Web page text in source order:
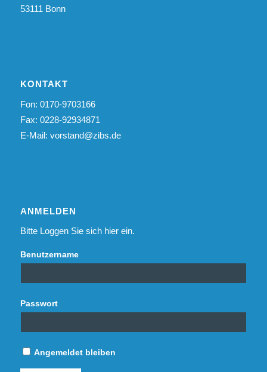
53111 Bonn
KONTAKT
Fon: 0170-9703166
Fax: 0228-92934871
E-Mail: vorstand@zibs.de
ANMELDEN
Bitte Loggen Sie sich hier ein.
Benutzername
Passwort
Angemeldet bleiben